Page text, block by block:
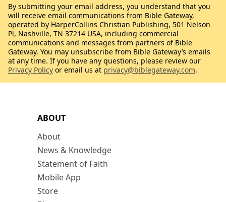
ABOUT
About
News & Knowledge
Statement of Faith
Mobile App
Store
By submitting your email address, you understand that you
will receive email communications from Bible Gateway,
operated by HarperCollins Christian Publishing, 501 Nelson
Pl, Nashville, TN 37214 USA, including commercial
communications and messages from partners of Bible
Gateway. You may unsubscribe from Bible Gateway’s emails
at any time. If you have any questions, please review our
Privacy Policy or email us at privacy@biblegateway.com.